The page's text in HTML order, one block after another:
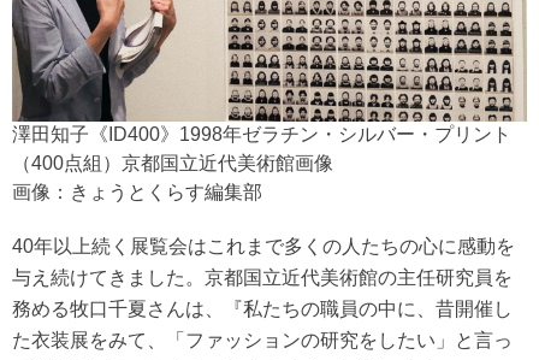
澤田知子《ID400》1998年ゼラチン・シルバー・プリント
（400点組）京都国立近代美術館画像
画像：きょうとくらす編集部
40年以上続く展覧会はこれまで多くの人たちの心に感動を
与え続けてきました。京都国立近代美術館の主任研究員を
務める牧口千夏さんは、『私たちの職員の中に、昔開催し
た衣装展をみて、「ファッションの研究をしたい」と言っ